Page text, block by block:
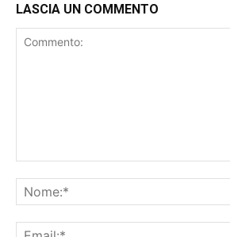
LASCIA UN COMMENTO